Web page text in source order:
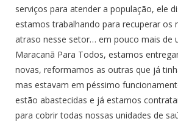
serviços para atender a população, ele
estamos trabalhando para recuperar os
atraso nesse setor… em pouco mais de
Maracanã Para Todos, estamos
novas, reformamos as outras que já
mas estavam em péssimo
estão abastecidas e já estamos
para cobrir todas nossas unidades de